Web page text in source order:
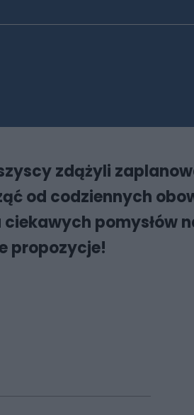
zdążyli
od codziennych
pomysłów
propozycje!